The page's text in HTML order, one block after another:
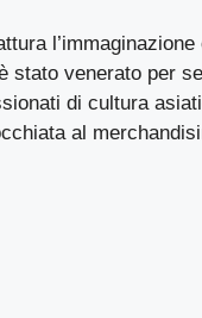
stato venerato per
di cultura
al